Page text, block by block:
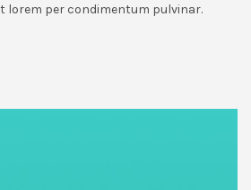
lorem per condimentum pulvinar.